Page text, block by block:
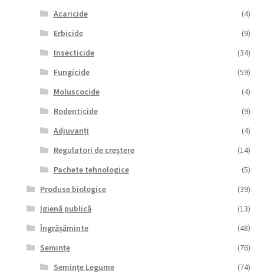
Acaricide
(4)
Erbicide
(9)
Insecticide
(34)
Fungicide
(59)
Moluscocide
(4)
Rodenticide
(9)
Adjuvanți
(4)
Regulatori de creștere
(14)
Pachete tehnologice
(5)
Produse biologice
(39)
Igienă publică
(13)
Îngrășăminte
(48)
Semințe
(76)
Semințe Legume
(74)